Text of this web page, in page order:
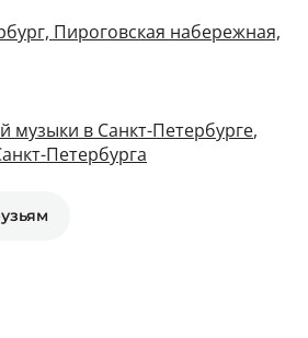
Пироговская набережная,
музыки в Санкт-Петербурге,
Петербурга